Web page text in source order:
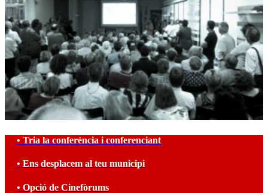
• Tria la conferència i conferenciant
• Ens desplacem al teu municipi
• Opció de Cinefòrums